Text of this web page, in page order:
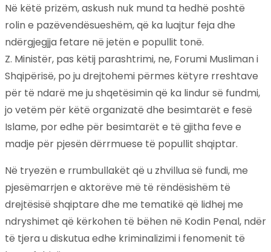
Në këtë prizëm, askush nuk mund ta hedhë poshtë
rolin e pazëvendësueshëm, që ka luajtur feja dhe
ndërgjegjja fetare në jetën e popullit tonë.
Z. Ministër, pas këtij parashtrimi, ne, Forumi Musliman i
Shqipërisë, po ju drejtohemi përmes këtyre rreshtave
për të ndarë me ju shqetësimin që ka lindur së fundmi,
jo vetëm për këtë organizatë dhe besimtarët e fesë
Islame, por edhe për besimtarët e të gjitha feve e
madje për pjesën dërrmuese të popullit shqiptar.
Në tryezën e rrumbullakët që u zhvillua së fundi, me
pjesëmarrjen e aktorëve më të rëndësishëm të
drejtësisë shqiptare dhe me tematikë që lidhej me
ndryshimet që kërkohen të bëhen në Kodin Penal, ndër
të tjera u diskutua edhe kriminalizimi i fenomenit të